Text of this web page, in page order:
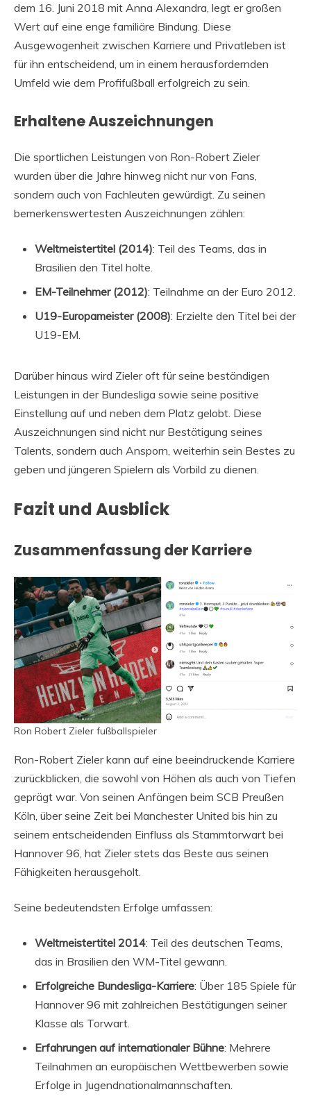
dem 16. Juni 2018 mit Anna Alexandra, legt er großen
Wert auf eine enge familiäre Bindung. Diese
Ausgewogenheit zwischen Karriere und Privatleben ist
für ihn entscheidend, um in einem herausfordernden
Umfeld wie dem Profifußball erfolgreich zu sein.
Erhaltene Auszeichnungen
Die sportlichen Leistungen von Ron-Robert Zieler
wurden über die Jahre hinweg nicht nur von Fans,
sondern auch von Fachleuten gewürdigt. Zu seinen
bemerkenswertesten Auszeichnungen zählen:
Weltmeistertitel (2014): Teil des Teams, das in
Brasilien den Titel holte.
EM-Teilnehmer (2012): Teilnahme an der Euro 2012.
U19-Europameister (2008): Erzielte den Titel bei der
U19-EM.
Darüber hinaus wird Zieler oft für seine beständigen
Leistungen in der Bundesliga sowie seine positive
Einstellung auf und neben dem Platz gelobt. Diese
Auszeichnungen sind nicht nur Bestätigung seines
Talents, sondern auch Ansporn, weiterhin sein Bestes zu
geben und jüngeren Spielern als Vorbild zu dienen.
Fazit und Ausblick
Zusammenfassung der Karriere
Ron Robert Zieler fußballspieler
Ron-Robert Zieler kann auf eine beeindruckende Karriere
zurückblicken, die sowohl von Höhen als auch von Tiefen
geprägt war. Von seinen Anfängen beim SCB Preußen
Köln, über seine Zeit bei Manchester United bis hin zu
seinem entscheidenden Einfluss als Stammtorwart bei
Hannover 96, hat Zieler stets das Beste aus seinen
Fähigkeiten herausgeholt.
Seine bedeutendsten Erfolge umfassen:
Weltmeistertitel 2014: Teil des deutschen Teams,
das in Brasilien den WM-Titel gewann.
Erfolgreiche Bundesliga-Karriere: Über 185 Spiele für
Hannover 96 mit zahlreichen Bestätigungen seiner
Klasse als Torwart.
Erfahrungen auf internationaler Bühne: Mehrere
Teilnahmen an europäischen Wettbewerben sowie
Erfolge in Jugendnationalmannschaften.